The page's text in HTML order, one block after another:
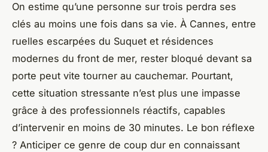
On estime qu’une personne sur trois perdra ses
clés au moins une fois dans sa vie. À Cannes, entre
ruelles escarpées du Suquet et résidences
modernes du front de mer, rester bloqué devant sa
porte peut vite tourner au cauchemar. Pourtant,
cette situation stressante n’est plus une impasse
grâce à des professionnels réactifs, capables
d’intervenir en moins de 30 minutes. Le bon réflexe
? Anticiper ce genre de coup dur en connaissant